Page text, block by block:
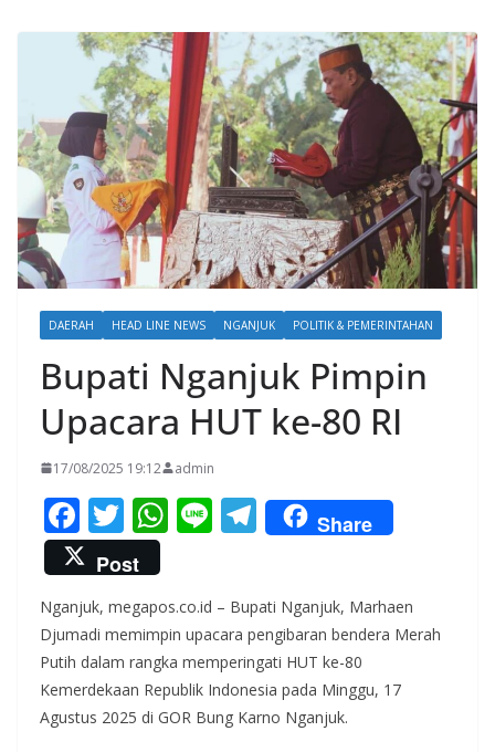
DAERAH HEAD LINE NEWS NGANJUK POLITIK & PEMERINTAHAN
Bupati Nganjuk Pimpin
Upacara HUT ke-80 RI
17/08/2025 19:12 admin
F
ac
e
b
o
o
k
T
w
itt
er
W
s
A
p
p
Li T
el
gr
a
m
Share
Post
Nganjuk, megapos.co.id – Bupati Nganjuk, Marhaen
Djumadi memimpin upacara pengibaran bendera Merah
Putih dalam rangka memperingati HUT ke-80
Kemerdekaan Republik Indonesia pada Minggu, 17
Agustus 2025 di GOR Bung Karno Nganjuk.